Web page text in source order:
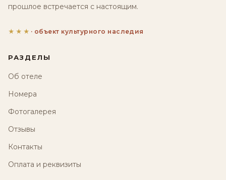
прошлое встречается с настоящим.
★★★ · объект культурного наследия
РАЗДЕЛЫ
Об отеле
Номера
Фотогалерея
Отзывы
Контакты
Оплата и реквизиты